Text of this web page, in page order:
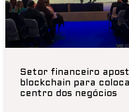
Setor financeiro
blockchain para
centro dos negócios